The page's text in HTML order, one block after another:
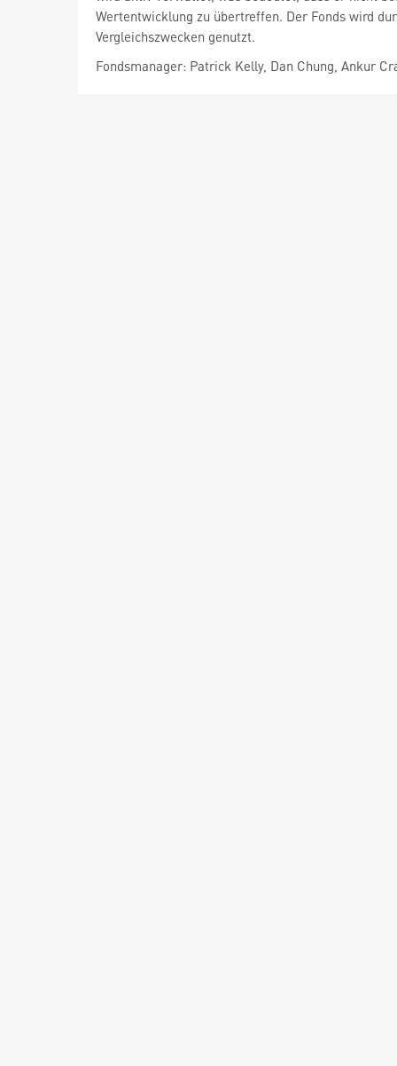
Wertentwicklung zu übertreffen. Der Fonds wird
Vergleichszwecken genutzt.
Fondsmanager: Patrick Kelly, Dan Chung, Ankur